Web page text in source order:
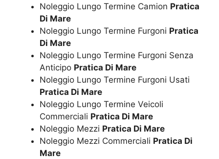
Noleggio Lungo Termine Camion Pratica
Di Mare
Noleggio Lungo Termine Furgoni Pratica
Di Mare
Noleggio Lungo Termine Furgoni Senza
Anticipo Pratica Di Mare
Noleggio Lungo Termine Furgoni Usati
Pratica Di Mare
Noleggio Lungo Termine Veicoli
Commerciali Pratica Di Mare
Noleggio Mezzi Pratica Di Mare
Noleggio Mezzi Commerciali Pratica Di
Mare